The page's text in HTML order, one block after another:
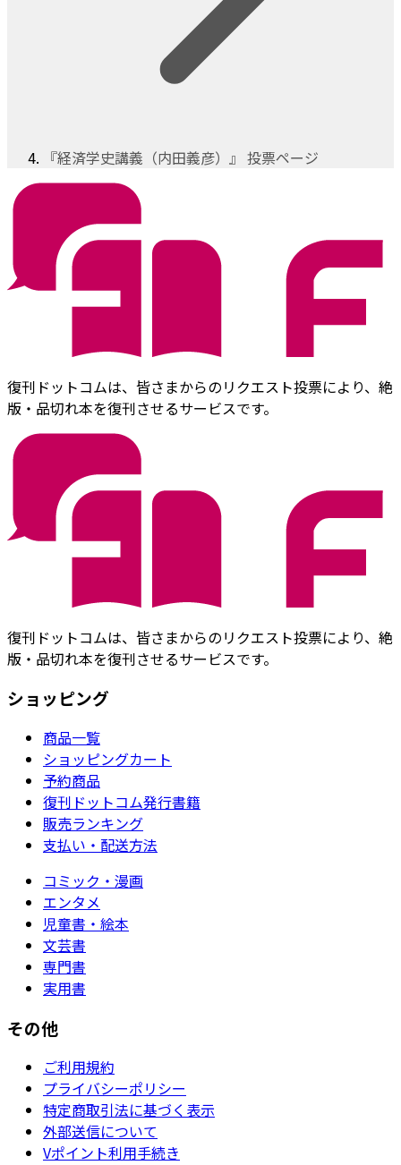
『経済学史講義（内田義彦）』 投票ページ
復刊ドットコムは、皆さまからのリクエスト投票により、絶
版・品切れ本を復刊させるサービスです。
復刊ドットコムは、皆さまからのリクエスト投票により、絶
版・品切れ本を復刊させるサービスです。
ショッピング
商品一覧
ショッピングカート
予約商品
復刊ドットコム発行書籍
販売ランキング
支払い・配送方法
コミック・漫画
エンタメ
児童書・絵本
文芸書
専門書
実用書
その他
ご利用規約
プライバシーポリシー
特定商取引法に基づく表示
外部送信について
Vポイント利用手続き